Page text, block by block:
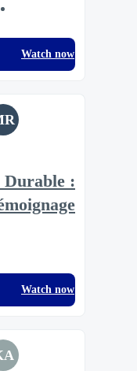
Watch now
Durable :
Watch now